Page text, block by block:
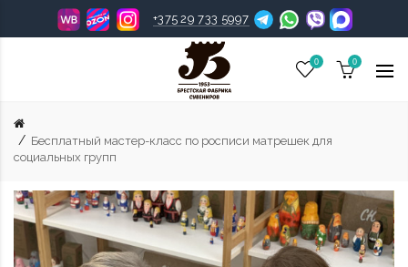
+375 29 733 5997
0 0
Бесплатный мастер-класс по росписи матрешек для
социальных групп